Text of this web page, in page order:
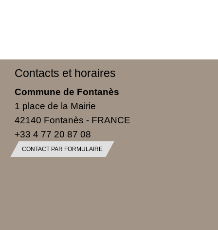
Contacts et horaires
Commune de Fontanès
1 place de la Mairie
42140 Fontanès - FRANCE
+33 4 77 20 87 08
CONTACT PAR FORMULAIRE